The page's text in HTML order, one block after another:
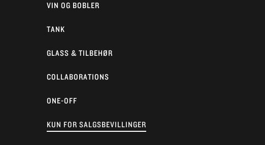
VIN OG BOBLER
TANK
GLASS & TILBEHØR
COLLABORATIONS
ONE-OFF
KUN FOR SALGSBEVILLINGER